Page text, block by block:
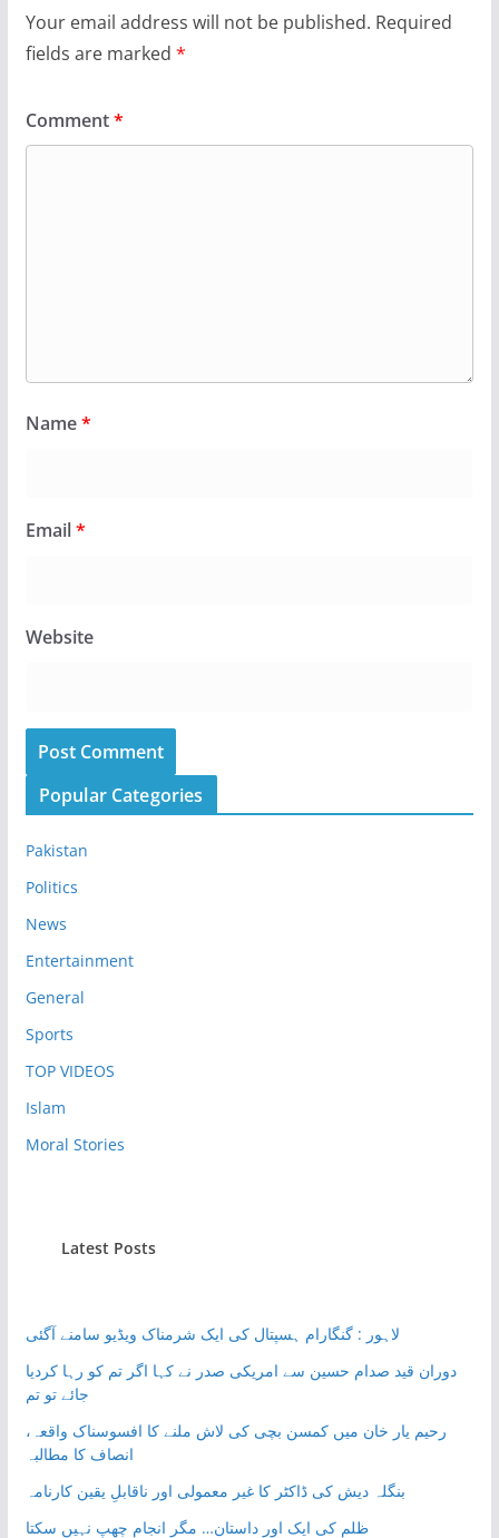
Your email address will not be published. Required
fields are marked *
Comment*
Name*
Email*
Website
Popular Categories
Pakistan
Politics
News
Entertainment
General
Sports
TOP VIDEOS
Islam
Moral Stories
Latest Posts
لاہور : گنگارام ہسپتال کی ایک شرمناک ویڈیو سامنے آگئی
دوران قید صدام حسین سے امریکی صدر نے کہا اگر تم کو رہا کردیا
جائے تو تم
رحیم یار خان میں کمسن بچی کی لاش ملنے کا افسوسناک واقعہ،
انصاف کا مطالبہ
بنگلہ دیش کی ڈاکٹر کا غیر معمولی اور ناقابلِ یقین کارنامہ
ظلم کی ایک اور داستان… مگر انجام چھپ نہیں سکتا